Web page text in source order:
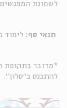
לשמונת
תנאי סף: לימוד
*מדובר בתקופת
להתכנס ב"סלון".